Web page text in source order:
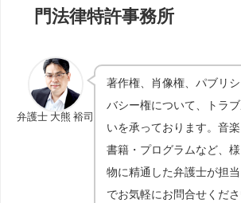
門法律特許事務所
弁護士 大熊 裕司
著作権、肖像権、パブリ
バシー権について、トラ
いを承っております。音
書籍・プログラムなど、
物に精通した弁護士が担
でお気軽にお問合せくださ